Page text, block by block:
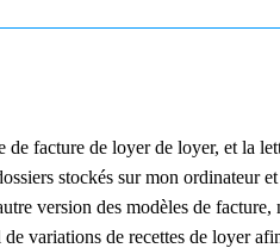
facture de loyer de loyer, et la
stockés sur mon ordinateur
version des modèles de
variations de recettes de loyer